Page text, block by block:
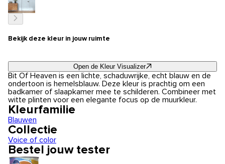
Bekijk deze kleur in jouw ruimte
Open de Kleur Visualizer
Bit Of Heaven is een lichte, schaduwrijke, echt blauw en de
ondertoon is hemelsblauw. Deze kleur is prachtig om een
badkamer of slaapkamer mee te schilderen. Combineer met
witte plinten voor een elegante focus op de muurkleur.
Kleurfamilie
Blauwen
Collectie
Voice of color
Bestel jouw tester